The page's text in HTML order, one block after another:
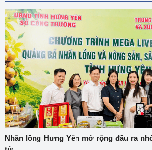
Nhãn lồng Hưng Yên mở rộng đầu ra